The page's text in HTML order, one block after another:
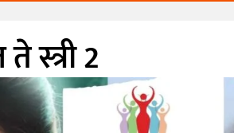
स्त्री 2